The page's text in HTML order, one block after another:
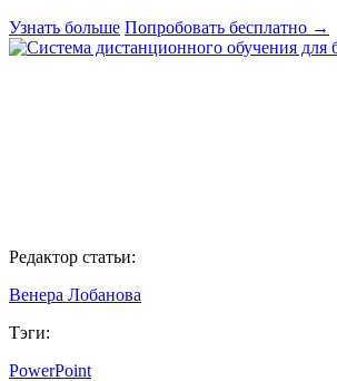
Узнать больше Попробовать бесплатно →
Редактор статьи:
Венера Лобанова
Тэги:
PowerPoint